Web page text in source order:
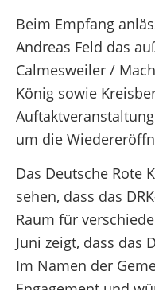
Beim Empfang
Andreas Feld das
Calmesweiler /
König sowie
um die
Das Deutsche Rote
sehen, dass das
Raum für
Juni zeigt, dass das
Im Namen der